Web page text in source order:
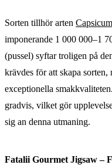
Sorten tillhör arten
imponerande 1 000 000–1
(pussel) syftar troligen på
krävdes för att skapa sorten,
exceptionella
gradvis, vilket gör
sig an denna utmaning.
Fatalii Gourmet Jigsaw –